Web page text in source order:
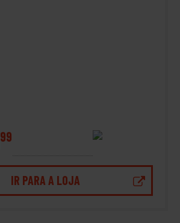
99
IR PARA A LOJA